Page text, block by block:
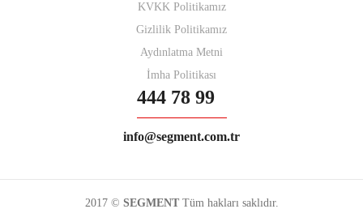
KVKK Politikamız
Gizlilik Politikamız
Aydınlatma Metni
İmha Politikası
444 78 99
info@segment.com.tr
2017 © SEGMENTTüm hakları saklıdır.